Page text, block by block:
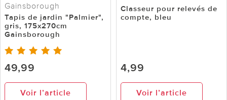
Gainsborough
Tapis de jardin "Palmier",
gris, 175x270cm
Gainsborough
49,99
Voir l’article
Classeur pour relevés de
compte, bleu
4,99
Voir l’article